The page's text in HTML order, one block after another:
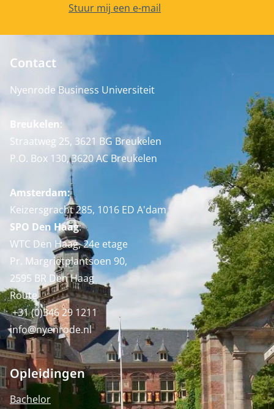
E-mailadres
Stuur mij een e-mail
Contact
Nyenrode Business Universiteit
Breukelen:
Straatweg 25, 3621 BG Breukelen
P.O. Box 130, 3620 AC Breukelen
Amsterdam:
Keizersgracht 285, 1016 ED A'dam
SPO Den Haag:
WTC Den Haag, 24e etage
Pr. Margrietplantsoen 90,
2595 BR Den Haag
Route
+31 (0)346 29 1211
info@nyenrode.nl
Opleidingen
Bachelor